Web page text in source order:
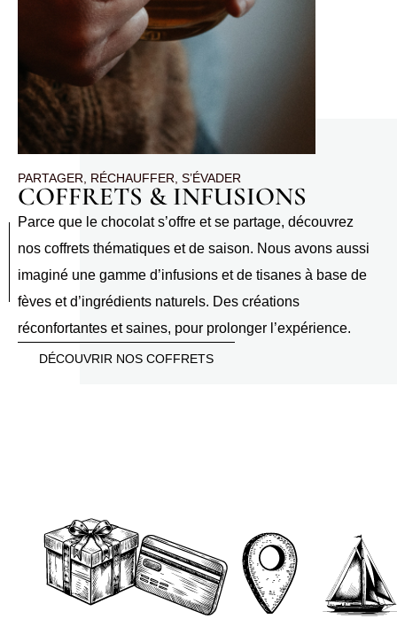
PARTAGER, RÉCHAUFFER, S’ÉVADER
COFFRETS & INFUSIONS
Parce que le chocolat s’offre et se partage, découvrez
nos coffrets thématiques et de saison. Nous avons aussi
imaginé une gamme d’infusions et de tisanes à base de
fèves et d’ingrédients naturels. Des créations
réconfortantes et saines, pour prolonger l’expérience.
DÉCOUVRIR NOS COFFRETS